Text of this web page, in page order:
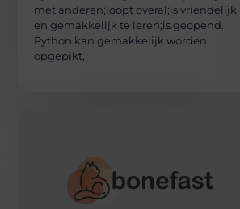
met anderen;loopt overal;is vriendelijk
en gemakkelijk te leren;is geopend.
Python kan gemakkelijk worden
opgepikt,